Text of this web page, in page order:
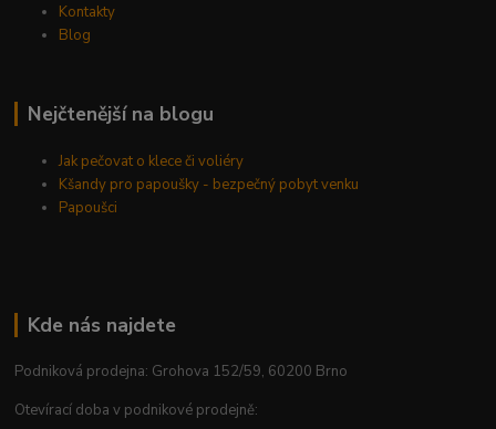
Kontakty
Blog
Nejčtenější na blogu
Jak pečovat o klece či voliéry
Kšandy pro papoušky - bezpečný pobyt venku
Papoušci
Kde nás najdete
Podniková prodejna: Grohova 152/59, 60200 Brno
Otevírací doba v podnikové prodejně: